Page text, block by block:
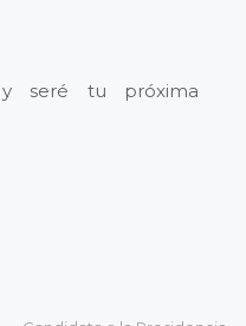
y seré tu próxima